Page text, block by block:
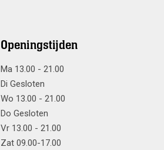
Openingstijden
Ma 13.00 - 21.00
Di Gesloten
Wo 13.00 - 21.00
Do Gesloten
Vr 13.00 - 21.00
Zat 09.00-17.00